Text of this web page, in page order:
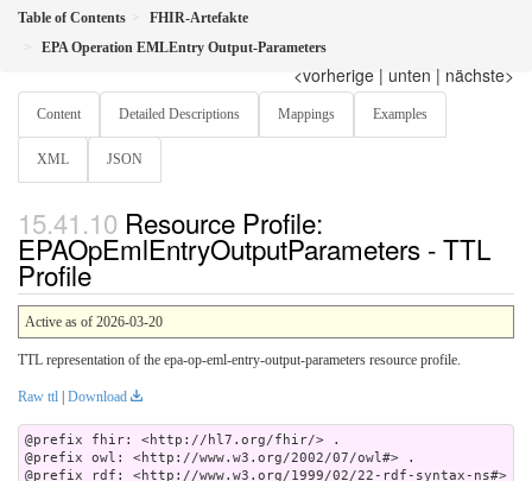
Table of Contents
FHIR-Artefakte
EPA Operation EMLEntry Output-Parameters
<vorherige | unten | nächste>
Content Detailed Descriptions Mappings Examples
XML JSON
Resource Profile:
EPAOpEmlEntryOutputParameters - TTL
Profile
Active as of 2026-03-20
TTL representation of the epa-op-eml-entry-output-parameters resource profile.
Raw ttl | Download
@prefix fhir: <http://hl7.org/fhir/> .
@prefix owl: <http://www.w3.org/2002/07/owl#> .
@prefix rdf: <http://www.w3.org/1999/02/22-rdf-syntax-ns#> .